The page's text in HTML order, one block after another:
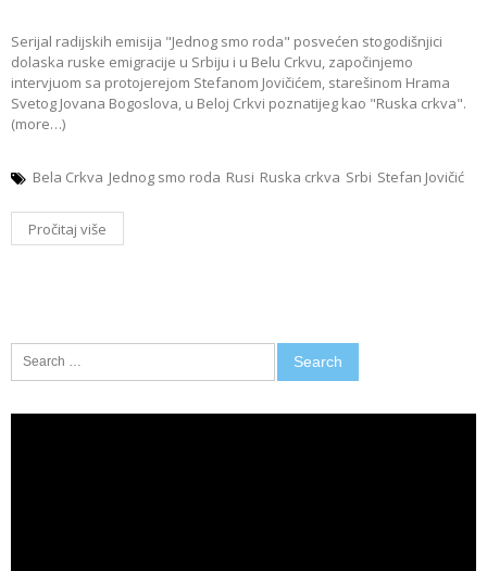
Serijal radijskih emisija "Jednog smo roda" posvećen stogodišnjici
dolaska ruske emigracije u Srbiju i u Belu Crkvu, započinjemo
intervjuom sa protojerejom Stefanom Jovičićem, starešinom Hrama
Svetog Jovana Bogoslova, u Beloj Crkvi poznatijeg kao "Ruska crkva".
(more…)
Bela Crkva Jednog smo roda Rusi Ruska crkva Srbi Stefan Jovičić
Pročitaj više
Search
for: